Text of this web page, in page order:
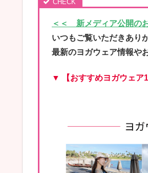
＜＜ 新メディア公開の
いつもご覧いただきあり
最新のヨガウェア情報や
▼ 【おすすめヨガウェア